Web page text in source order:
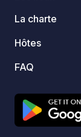
La charte
Hôtes
FAQ